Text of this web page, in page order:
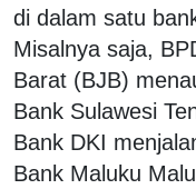
di dalam satu
Misalnya saja,
Barat (BJB)
Bank Sulawesi
Bank DKI
Bank Maluku